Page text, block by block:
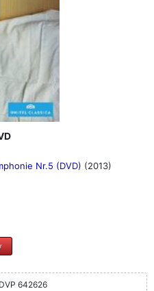
Nr.5 (DVD) (2013)
642626